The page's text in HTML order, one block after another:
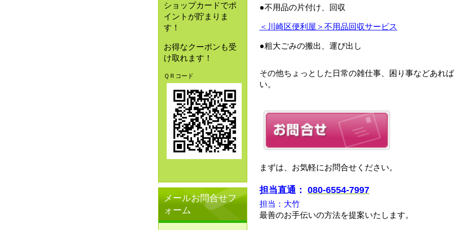
●不用品の片付け、回収
＜川崎区便利屋＞不用品回収サービス
●粗大ごみの搬出、運び出し
その他ちょっとした日常の雑仕事、困り事などあれ
い。
まずは、お気軽にお問合せください。
担当直通： 080-6554-7997
担当：大竹
最善のお手伝いの方法を提案いたします。
ショップカードでポ
イントが貯まりま
す！
お得なクーポンも受
け取れます！
ＱＲコード
メールお問合せフ
ォーム